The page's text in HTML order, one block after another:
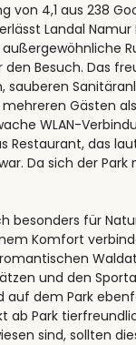
von 4,1 aus 238
Landal
Besuch. Das
sauberen
Gästen
WLAN-
Restaurant, das
Da sich der
besonders für
Komfort
und den
auf dem Park
ab Park
sind, sollten